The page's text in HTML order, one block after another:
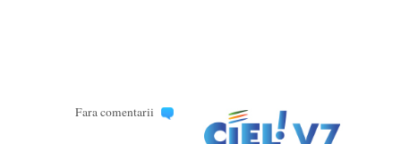
Fara comentarii